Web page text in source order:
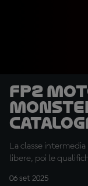
FP2
La classe
libere, poi le
06 set 2025